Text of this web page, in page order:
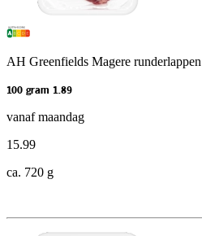
AH Greenfields Magere runderlappen
100 gram 1.89
vanaf maandag
15.99
ca. 720 g